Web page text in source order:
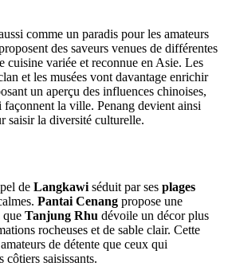
comme un paradis pour les amateurs
des saveurs venues de différentes
cuisine variée et reconnue en Asie. Les
et les musées vont davantage enrichir
un aperçu des influences chinoises,
façonnent la ville. Penang devient ainsi
saisir la diversité culturelle.
de Langkawi séduit par ses plages
Pantai Cenang propose une
que Tanjung Rhu dévoile un décor plus
rocheuses et de sable clair. Cette
de détente que ceux qui
côtiers saisissants.